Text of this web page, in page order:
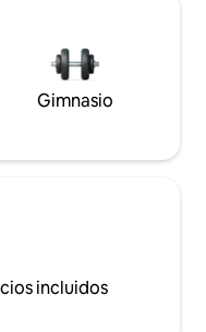
Gimnasio
incluidos